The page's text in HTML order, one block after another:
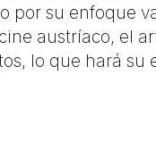
su enfoque
austríaco, el
lo que hará